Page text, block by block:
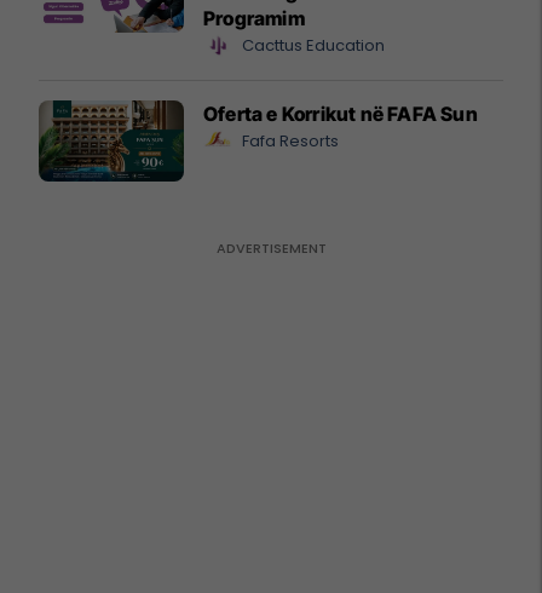
Programim
Cacttus Education
Oferta e Korrikut në FAFA Sun
Fafa Resorts